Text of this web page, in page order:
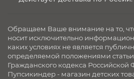
Обращаем Ваше внимание на то,
носит исключительно
каких условиях не является
определяемой положениями статьи
Гражданского кодекса Российской
Пупсикиндер - магазин детских